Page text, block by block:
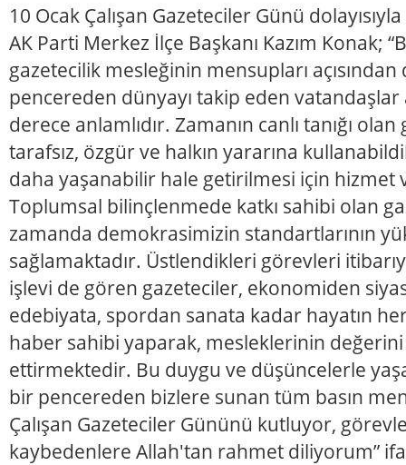
10 Ocak Çalışan Gazeteciler Günü
AK Parti Merkez İlçe Başkanı Kazım Konak;
gazetecilik mesleğinin mensupları açısından
pencereden dünyayı takip eden vatandaşlar
derece anlamlıdır. Zamanın canlı tanığı
tarafsız, özgür ve halkın yararına
daha yaşanabilir hale getirilmesi için hizmet
Toplumsal bilinçlenmede katkı sahibi olan
zamanda demokrasimizin standartlarının
sağlamaktadır. Üstlendikleri görevleri
işlevi de gören gazeteciler, ekonomiden
edebiyata, spordan sanata kadar hayatın
haber sahibi yaparak, mesleklerinin
ettirmektedir. Bu duygu ve düşüncelerle
bir pencereden bizlere sunan tüm basın
Çalışan Gazeteciler Gününü kutluyor,
kaybedenlere Allah'tan rahmet diliyorum”